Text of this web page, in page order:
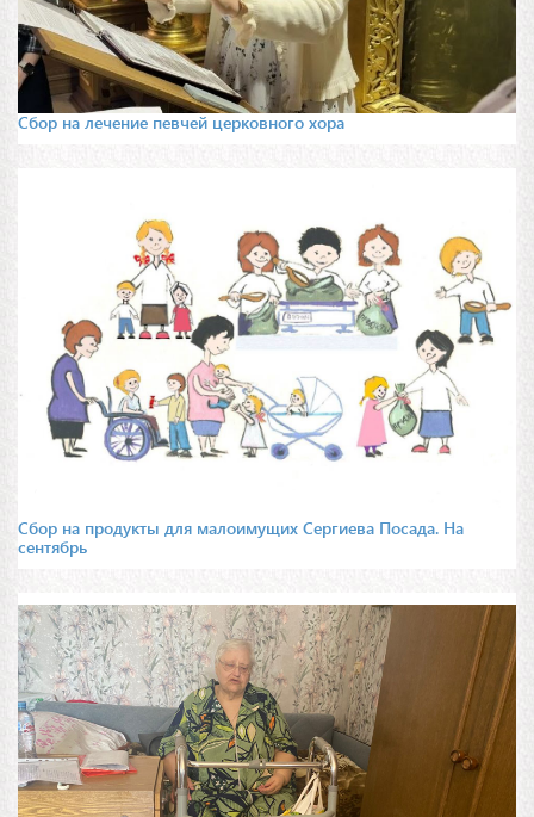
Сбор на лечение певчей церковного хора
Сбор на продукты для малоимущих Сергиева Посада. На
сентябрь